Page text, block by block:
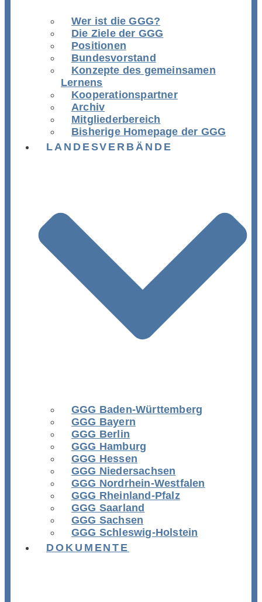
Wer ist die GGG?
Die Ziele der GGG
Positionen
Bundesvorstand
Konzepte des gemeinsamen
Lernens
Kooperationspartner
Archiv
Mitgliederbereich
Bisherige Homepage der GGG
LANDESVERBÄNDE
GGG Baden-Württemberg
GGG Bayern
GGG Berlin
GGG Hamburg
GGG Hessen
GGG Niedersachsen
GGG Nordrhein-Westfalen
GGG Rheinland-Pfalz
GGG Saarland
GGG Sachsen
GGG Schleswig-Holstein
DOKUMENTE